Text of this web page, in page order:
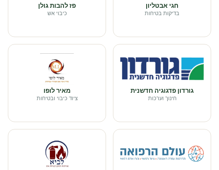
חגי אבטליון
בדיקות בטיחות
פז להבות גולן
כיבוי אש
גורדון פדגוגיה חדשנית
חינוך וערכות
מאיר לופו
ציוד כיבוי ובטיחות